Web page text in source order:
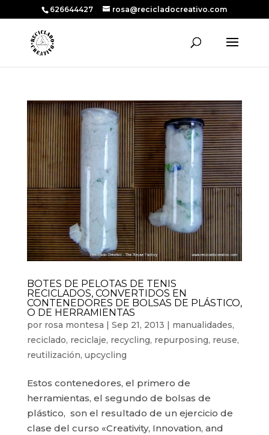
626644427 rosa@recicladocreativo.com
BOTES DE PELOTAS DE TENIS
RECICLADOS, CONVERTIDOS EN
CONTENEDORES DE BOLSAS DE PLÁSTICO,
O DE HERRAMIENTAS
por rosa montesa | Sep 21, 2013 | manualidades,
reciclado, reciclaje, recycling, repurposing, reuse,
reutilización, upcycling
Estos contenedores, el primero de
herramientas, el segundo de bolsas de
plástico, son el resultado de un ejercicio de
clase del curso «Creativity, Innovation, and